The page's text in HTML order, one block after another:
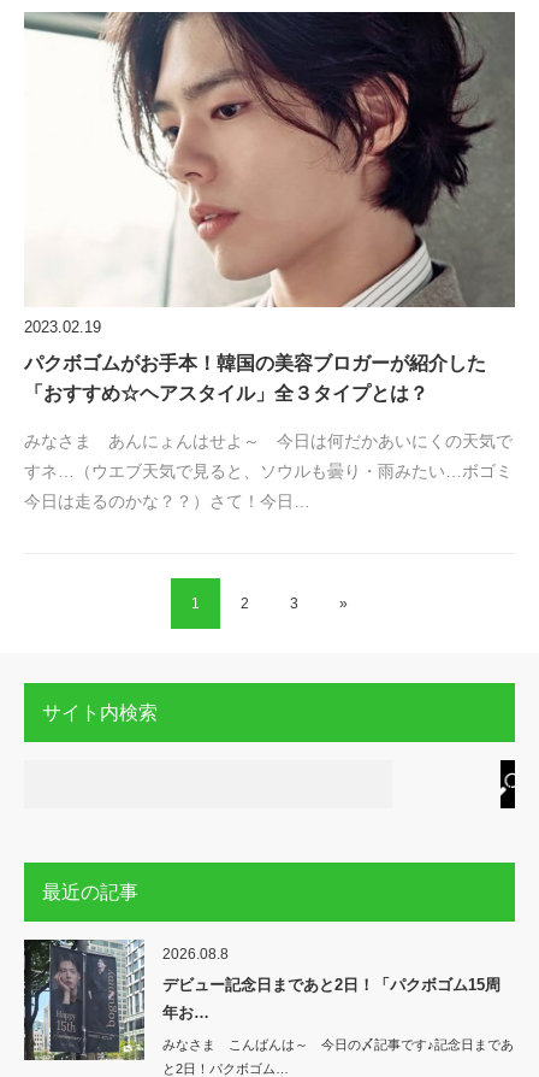
2023.02.19
パクボゴムがお手本！韓国の美容ブロガーが紹介した
「おすすめ☆ヘアスタイル」全３タイプとは？
みなさま あんにょんはせよ～ 今日は何だかあいにくの天気で
すネ…（ウエブ天気で見ると、ソウルも曇り・雨みたい…ボゴミ
今日は走るのかな？？）さて！今日…
1 2 3 »
サイト内検索
最近の記事
2026.08.8
デビュー記念日まであと2日！「パクボゴム15周
年お…
みなさま こんばんは～ 今日の〆記事です♪記念日まであ
と2日！パクボゴム…